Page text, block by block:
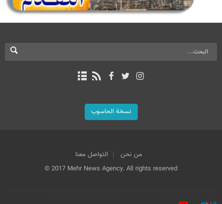
نسخة الحاسوب
من نحن
التواصل معنا
© 2017 Mehr News Agency. All rights reserved